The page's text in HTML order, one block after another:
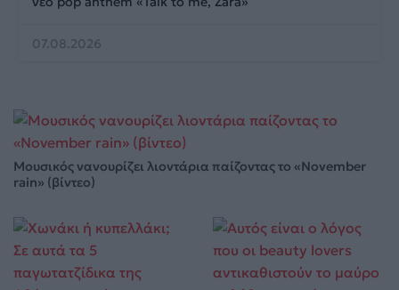
07.08.2026
Μουσικός νανουρίζει λιοντάρια παίζοντας το «November
rain» (βίντεο)